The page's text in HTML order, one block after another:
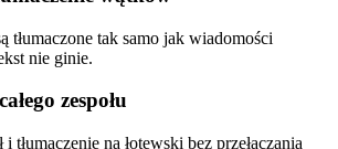
tłumaczone tak samo jak wiadomości
nie ginie.
zespołu
tłumaczenie na łotewski bez przełączania